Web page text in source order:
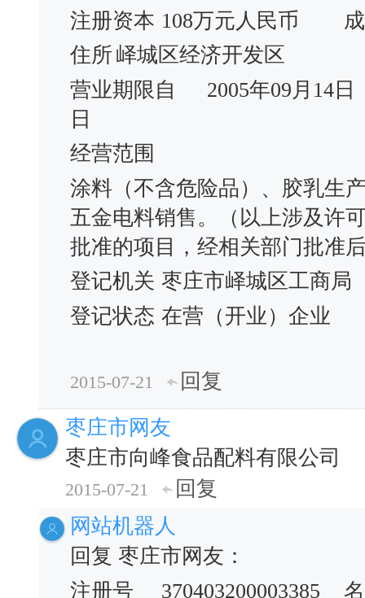
注册资本 108万元人民币
住所 峄城区经济开发区
营业期限自
2005年09月14日
日
经营范围
涂料（不含危险品）、胶乳生
五金电料销售。（以上涉及许
批准的项目，经相关部门批准
登记机关 枣庄市峄城区工商局
登记状态 在营（开业）企业
2015-07-21
回复
枣庄市网友
枣庄市向峰食品配料有限公司
2015-07-21
回复
网站机器人
回复 枣庄市网友：
注册号
370403200003385